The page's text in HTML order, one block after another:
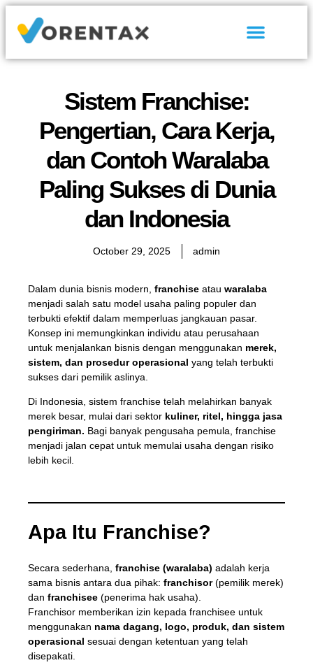
Sistem Franchise:
Pengertian, Cara Kerja,
dan Contoh Waralaba
Paling Sukses di Dunia
dan Indonesia
October 29, 2025 admin
Dalam dunia bisnis modern, franchiseatau waralaba
menjadi salah satu model usaha paling populer dan
terbukti efektif dalam memperluas jangkauan pasar.
Konsep ini memungkinkan individu atau perusahaan
untuk menjalankan bisnis dengan menggunakan merek,
sistem, dan prosedur operasional yang telah terbukti
sukses dari pemilik aslinya.
Di Indonesia, sistem franchise telah melahirkan banyak
merek besar, mulai dari sektor kuliner, ritel, hingga jasa
pengiriman. Bagi banyak pengusaha pemula, franchise
menjadi jalan cepat untuk memulai usaha dengan risiko
lebih kecil.
Apa Itu Franchise?
Secara sederhana, franchise (waralaba) adalah kerja
sama bisnis antara dua pihak: franchisor(pemilik merek)
dan franchisee(penerima hak usaha).
Franchisor memberikan izin kepada franchisee untuk
menggunakan nama dagang, logo, produk, dan sistem
operasional sesuai dengan ketentuan yang telah
disepakati.